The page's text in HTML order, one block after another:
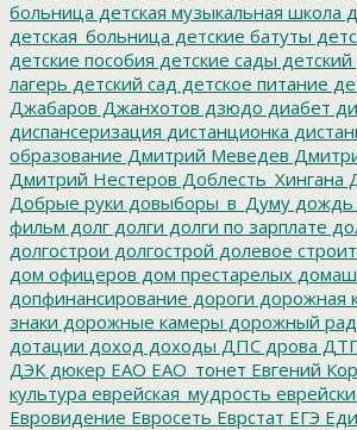
больница детская музыкальная школа
детская_больница детские батуты
детские пособия детские сады
лагерь детский сад детское питание
Джабаров Джанхотов дзюдо диабет
диспансеризация дистанционка
образование Дмитрий Меведев
Дмитрий Нестеров Доблесть_Хингана
Добрые руки довыборы_в_Думу дождь
фильм долг долги долги по зарплате
долгострои долгострой долевое
дом офицеров дом престарелых
допфинансирование дороги дорожная
знаки дорожные камеры дорожный
дотации доход доходы ДПС дрова
ДЭК дюкер ЕАО ЕАО_тонет Евгений
культура еврейская_мудрость
Евровидение Евросеть Еврстат ЕГЭ